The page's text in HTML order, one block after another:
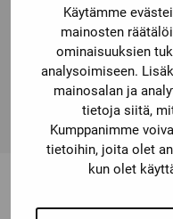
Käytämme
mainosten
ominaisuuksien
analysoimiseen.
mainosalan ja
tietoja siitä,
Kumppanimme
tietoihin, joita olet
kun olet
PR electronicsin
yhdistettynä EPIC®
edustavat alansa
ilman!